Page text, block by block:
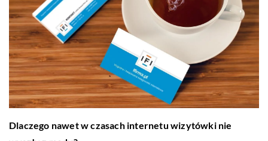
Dlaczego nawet w czasach internetu wizytówki nie